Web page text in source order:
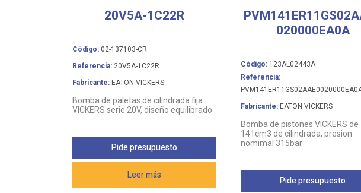
20V5A-1C22R
Código: 02-137103-CR
Referencia: 20V5A-1C22R
Fabricante: EATON VICKERS
Bomba de paletas de cilindrada fija
VICKERS serie 20V, diseño equilibrado
Leer más
Pide presupuesto
020000EA0A
Código: 123AL02443A
Referencia:
Fabricante: EATON VICKERS
Bomba de pistones VICKERS de
141cm3 de cilindrada, presion
nomimal 315bar
Pide presupuesto